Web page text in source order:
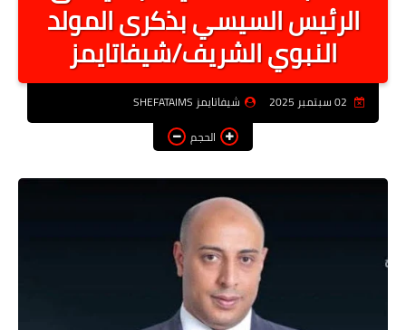
أخبار الرياصة
الطب البديل
منوعات
خدمات
اخبار فنيه
التعليم
الصحه
الطقس
الرئيس السيسي بذكرى المولد
النبوي الشريف/شيفاتايمز
شيفاتايمز SHEFATAIMS
الحجم